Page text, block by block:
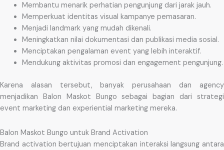
Membantu menarik perhatian pengunjung dari jarak jauh.
Memperkuat identitas visual kampanye pemasaran.
Menjadi landmark yang mudah dikenali.
Meningkatkan nilai dokumentasi dan publikasi media sosial.
Menciptakan pengalaman event yang lebih interaktif.
Mendukung aktivitas promosi dan engagement pengunjung.
Karena alasan tersebut, banyak perusahaan dan agency
menjadikan Balon Maskot Bungo sebagai bagian dari strategi
event marketing dan experiential marketing mereka.
Balon Maskot Bungo untuk Brand Activation
Brand activation bertujuan menciptakan interaksi langsung antara